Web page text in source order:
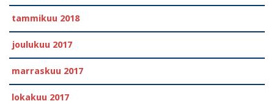
tammikuu 2018
joulukuu 2017
marraskuu 2017
lokakuu 2017